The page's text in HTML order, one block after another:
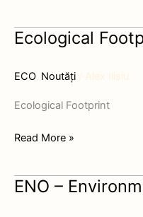
Ecological
ECO, Noutăți / Alex Ilisiu
Ecological Footprint
Ecological
Read More »
ENO –
ENO